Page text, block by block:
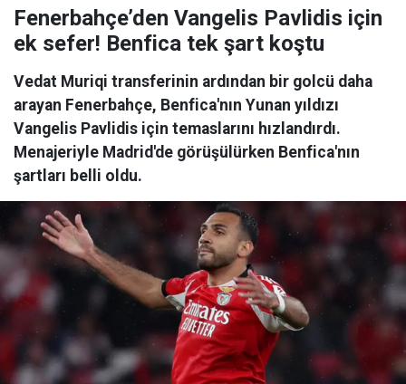
Fenerbahçe’den Vangelis Pavlidis için
ek sefer! Benfica tek şart koştu
Vedat Muriqi transferinin ardından bir golcü daha
arayan Fenerbahçe, Benfica'nın Yunan yıldızı
Vangelis Pavlidis için temaslarını hızlandırdı.
Menajeriyle Madrid'de görüşülürken Benfica'nın
şartları belli oldu.